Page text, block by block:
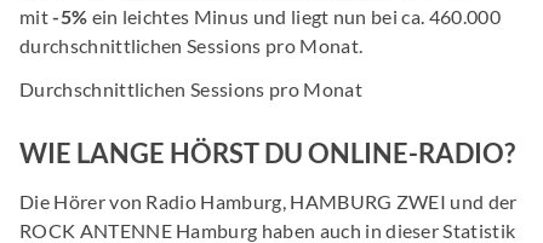
mit-5% ein leichtes Minus und liegt nun bei ca. 460.000
durchschnittlichen Sessions pro Monat.
Durchschnittlichen Sessions pro Monat
WIE LANGE HÖRST DU ONLINE-RADIO?
Die Hörer von Radio Hamburg, HAMBURG ZWEI und der
ROCK ANTENNE Hamburg haben auch in dieser Statistik